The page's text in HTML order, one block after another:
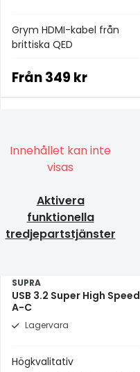
Grym HDMI-kabel från
brittiska QED
Från349 kr
Innehållet kan inte
visas
Aktivera
funktionella
tredjepartstjänster
SUPRA
USB 3.2 Super High Speed
A-C
Lagervara
Högkvalitativ